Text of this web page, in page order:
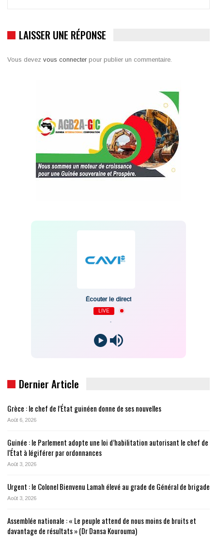
LAISSER UNE RÉPONSE
Vous devez vous connecter pour publier un commentaire.
Écouter le direct
LIVE
Dernier Article
Grèce : le chef de l’État guinéen donne de ses nouvelles
Août 6, 2026
Guinée : le Parlement adopte une loi d’habilitation autorisant le chef de
l’État à légiférer par ordonnances
Août 3, 2026
Urgent : le Colonel Bienvenu Lamah élevé au grade de Général de brigade
Août 3, 2026
Assemblée nationale : « Le peuple attend de nous moins de bruits et
davantage de résultats » (Dr Dansa Kourouma)